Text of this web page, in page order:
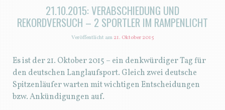
21.10.2015: VERABSCHIEDUNG UND
REKORDVERSUCH – 2 SPORTLER IM RAMPENLICHT
Veröffentlicht am21. Oktober 2015
Es ist der 21. Oktober 2015 – ein denkwürdiger Tag für
den deutschen Langlaufsport. Gleich zwei deutsche
Spitzenläufer warten mit wichtigen Entscheidungen
bzw. Ankündigungen auf.